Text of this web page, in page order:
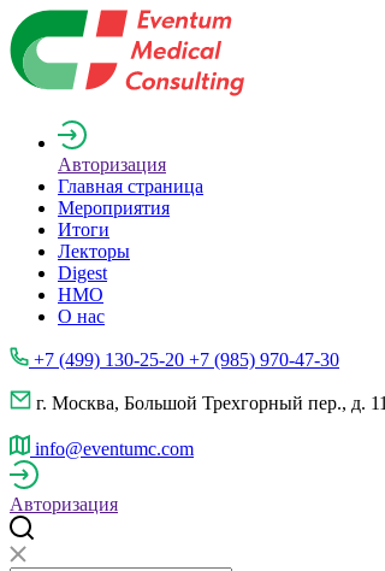
Авторизация
Главная страница
Мероприятия
Итоги
Лекторы
Digest
НМО
О нас
+7 (499) 130-25-20 +7 (985) 970-47-30
г. Москва, Большой Трехгорный пер., д.
info@eventumc.com
Авторизация